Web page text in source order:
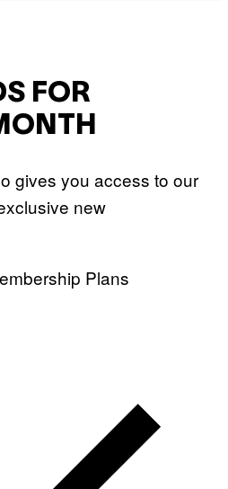
FOR
gives you access to our
new
Plans